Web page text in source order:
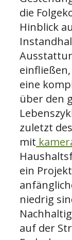
die
Hinblick
eine
über den
zuletzt
mit
ein
niedrig
auf der